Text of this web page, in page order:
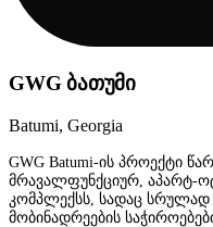
GWG ბათუმი
Batumi, Georgia
GWG Batumi-ის პროექტი
მრავალფუნქციურ, აპარტ-
კომპლექსს, სადაც
მობინადრეების